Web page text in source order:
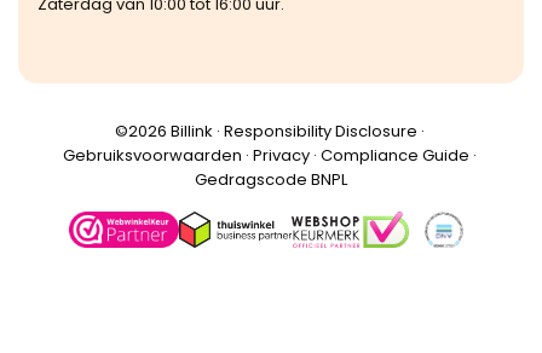
©️2026 Billink · Responsibility Disclosure ·
Gebruiksvoorwaarden · Privacy· Compliance Guide ·
Gedragscode BNPL